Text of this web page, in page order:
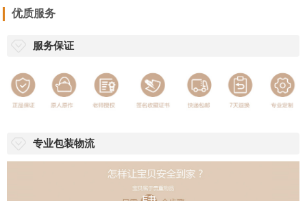
优质服务
服务保证
专业包装物流